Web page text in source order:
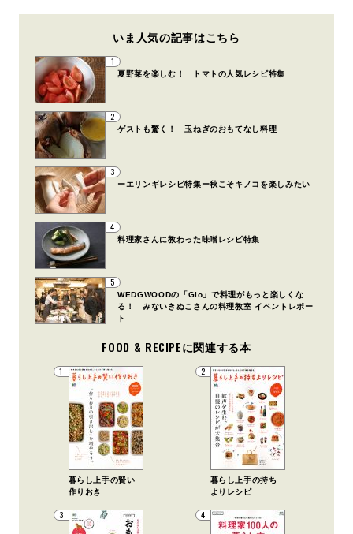
いま人気の記事はこちら
1
夏野菜を楽しむ！ トマトの人気レシピ特集
2
ゲストも驚く！ 玉ねぎのおもてなし料理
3
ーエリンギレシピ特集ー秋こそキノコを楽しみたい
4
料理家さんに教わった味噌レシピ特集
5
WEDGWOODの「Gio」で料理がもっと楽しくな
る！ みないきぬこさんの料理教室 イベントレポー
ト
FOOD & RECIPEに関連する本
1
暮らし上手の賢い
作りおき
2
暮らし上手の持ち
よりレシピ
3 4